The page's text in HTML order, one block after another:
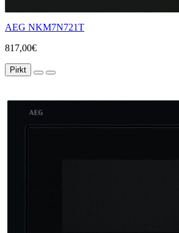
AEG NKM7N721T
817,00€
Pirkt